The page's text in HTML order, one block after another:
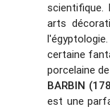
scientifique.
arts
certaine
porcelaine
BARBIN
est une